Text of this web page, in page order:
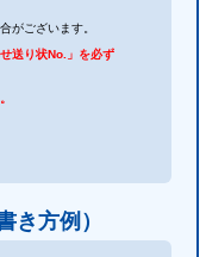
がございます。
送り状No.」を必ず
き方例）